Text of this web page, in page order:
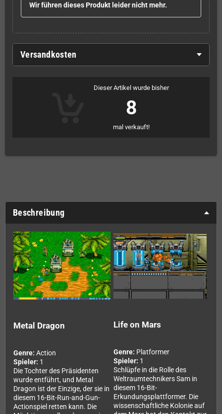
Wir führen dieses Produkt leider nicht mehr.
Versandkosten
Dieser Artikel wurde bisher
8
mal verkauft!
Beschreibung
Metal Dragon
Genre: Action
Spieler: 1
Die Tochter des Präsidenten
wurde entführt, und Metal
Dragon ist der Einzige, der sie in
diesem 16-Bit-Run-and-Gun-
Actionspiel retten kann. Die
Life on Mars
Genre: Platformer
Spieler: 1
Schlüpfe in die Rolle des
Weltraumtechnikers Sam in
diesem 16-Bit-
Erkundungsplattformer. Die
wissenschaftliche Kolonie auf